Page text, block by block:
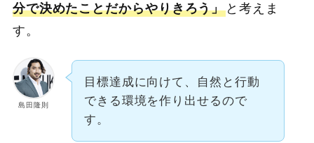
分で決めたことだからやりきろう」 と考えま
す。
島田隆則
目標達成に向けて、自然と行動
できる環境を作り出せるので
す。